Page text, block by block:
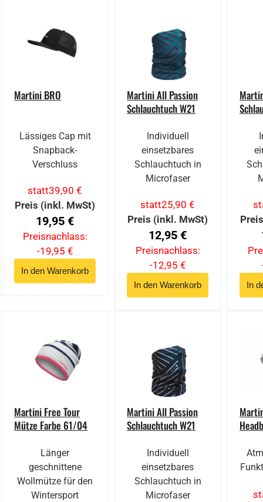
Martini BRO
Lässiges Cap mit
Snapback-
Verschluss
statt39,90 €
Preis (inkl. MwSt)
19,95 €
Preisnachlass:
-19,95 €
Martini All Passion
Schlauchtuch W21
Individuell
einsetzbares
Schlauchtuch in
Microfaser
statt25,90 €
Preis (inkl. MwSt)
12,95 €
Preisnachlass:
-12,95 €
Martini Free Tour
Mütze Farbe 61/04
Länger
geschnittene
Wollmütze für den
Wintersport
Martini All Passion
Schlauchtuch W21
Individuell
einsetzbares
Schlauchtuch in
Microfaser